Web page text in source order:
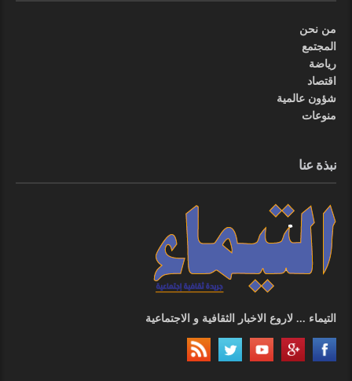
من نحن
المجتمع
رياضة
اقتصاد
شؤون عالمية
منوعات
نبذة عنا
التيماء ... لاروع الاخبار الثقافية و الاجتماعية